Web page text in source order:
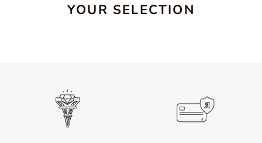
YOUR SELECTION